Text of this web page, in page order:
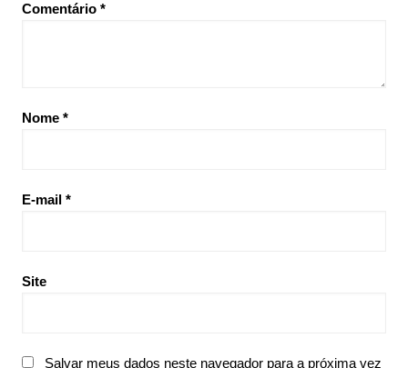
Comentário *
Nome *
E-mail *
Site
Salvar meus dados neste navegador para a próxima vez